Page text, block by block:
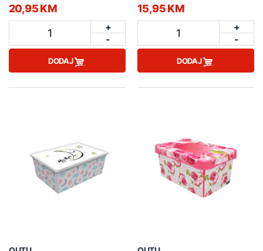
20,95 KM
1
+
-
DODAJ
15,95 KM
1
+
-
DODAJ